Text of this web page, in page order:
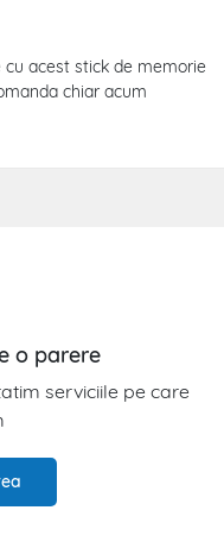
acest stick de memorie
chiar acum
o parere
serviciile pe care